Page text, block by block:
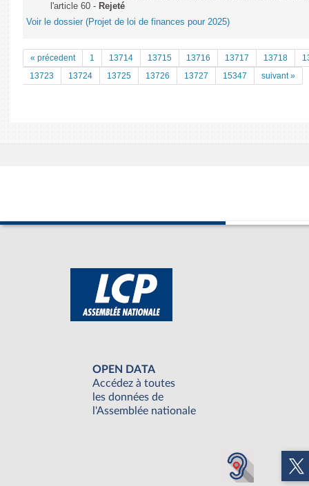
l'article 60 - Rejeté
Voir le dossier (Projet de loi de finances pour 2025)
« précedent 1 13714 13715 13716 13717 13718
13723
13724 13725 13726 13727 15347 suivant »
OPEN DATA
Accédez à toutes
les données de
l'Assemblée nationale